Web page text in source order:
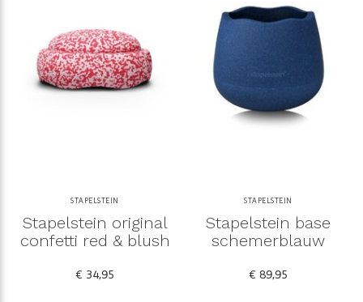
STAPELSTEIN
Stapelstein original
confetti red & blush
€ 34,95
STAPELSTEIN
Stapelstein base
schemerblauw
€ 89,95